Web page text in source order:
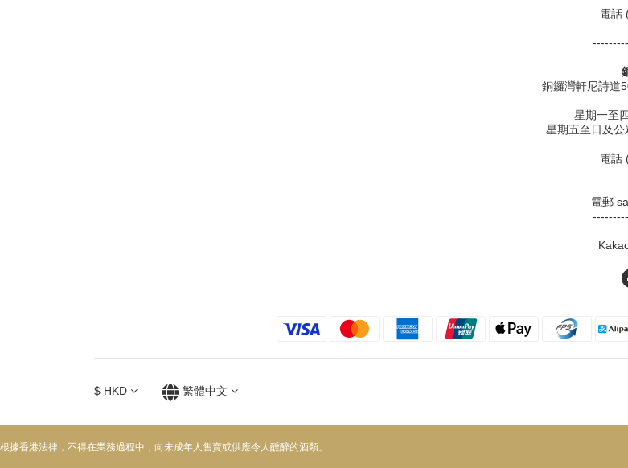
電話
銅鑼灣軒尼詩道
星期一至
星期五至日及
電話
電郵
$ HKD 繁體中文
根據香港法律，不得在業務過程中，向未成年人售賣或供應令人醺醉的酒類。